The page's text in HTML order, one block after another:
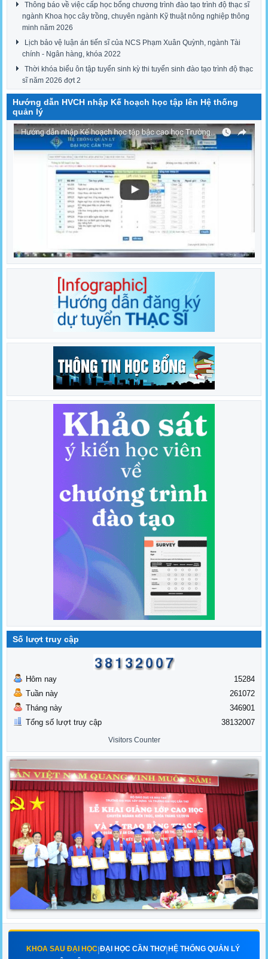
Thông báo về việc cấp học bổng chương trình đào tạo trình độ thạc sĩ
ngành Khoa học cây trồng, chuyên ngành Kỹ thuật nông nghiệp thông
minh năm 2026
Lịch bảo vệ luận án tiến sĩ của NCS Phạm Xuân Quỳnh, ngành Tài
chính - Ngân hàng, khóa 2022
Thời khóa biểu ôn tập tuyển sinh kỳ thi tuyển sinh đào tạo trình độ thạc
sĩ năm 2026 đợt 2
Hướng dẫn HVCH nhập Kế hoạch học tập lên Hệ thống
quản lý
Số lượt truy cập
Hôm nay
Tuần này
Tháng này
Tổng số lượt truy cập
15284
261072
346901
38132007
Visitors Counter